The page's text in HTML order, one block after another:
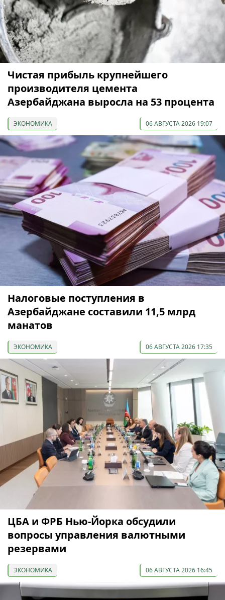
Чистая прибыль крупнейшего
производителя цемента
Азербайджана выросла на 53 процента
ЭКОНОМИКА 06 АВГУСТА 2026 19:07
Налоговые поступления в
Азербайджане составили 11,5 млрд
манатов
ЭКОНОМИКА 06 АВГУСТА 2026 17:35
ЦБА и ФРБ Нью-Йорка обсудили
вопросы управления валютными
резервами
ЭКОНОМИКА 06 АВГУСТА 2026 16:45